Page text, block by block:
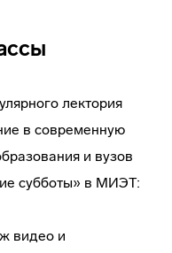
лектория
в современную
и вузов
субботы» в МИЭТ:
видео и